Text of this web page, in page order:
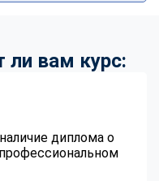
ли вам курс:
диплома о